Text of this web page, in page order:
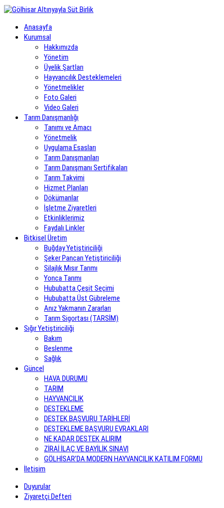
Anasayfa
Kurumsal
Hakkımızda
Yönetim
Üyelik Şartları
Hayvancılık Desteklemeleri
Yönetmelikler
Foto Galeri
Video Galeri
Tarım Danışmanlığı
Tanımı ve Amacı
Yönetmelik
Uygulama Esasları
Tarım Danışmanları
Tarım Danışmanı Sertifikaları
Tarım Takvimi
Hizmet Planları
Dökümanlar
İşletme Ziyaretleri
Etkinliklerimiz
Faydalı Linkler
Bitkisel Üretim
Buğday Yetiştiriciliği
Şeker Pancarı Yetiştiriciliği
Silajlık Mısır Tarımı
Yonca Tarımı
Hububatta Çeşit Seçimi
Hububatta Üst Gübreleme
Anız Yakmanın Zararları
Tarım Sigortası (TARSİM)
Sığır Yetiştiriciliği
Bakım
Beslenme
Sağlık
Güncel
HAVA DURUMU
TARIM
HAYVANCILIK
DESTEKLEME
DESTEK BAŞVURU TARİHLERİ
DESTEKLEME BAŞVURU EVRAKLARI
NE KADAR DESTEK ALIRIM
ZİRAİ İLAÇ VE BAYİLİK SINAVI
GÖLHİSAR’DA MODERN HAYVANCILIK KATILIM FORMU
İletişim
Duyurular
Ziyaretçi Defteri